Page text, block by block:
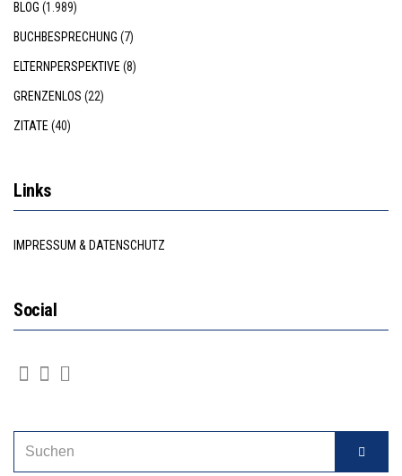
BLOG (1.989)
BUCHBESPRECHUNG (7)
ELTERNPERSPEKTIVE(8)
GRENZENLOS (22)
ZITATE(40)
Links
IMPRESSUM & DATENSCHUTZ
Social